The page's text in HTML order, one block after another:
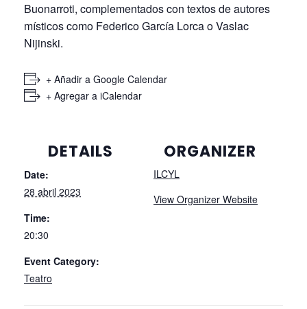
Buonarroti, complementados con textos de autores
místicos como Federico García Lorca o Vaslac
Nijinski.
+ Añadir a Google Calendar
+ Agregar a iCalendar
DETAILS
Date:
28 abril 2023
Time:
20:30
Event Category:
Teatro
ORGANIZER
ILCYL
View Organizer Website